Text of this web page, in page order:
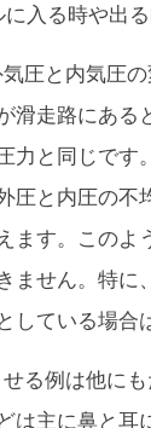
入る時や出
圧と内気圧
滑走路にある
力と同じです
圧と内圧の不
ます。このよ
ません。特に
している場合
る例は他に
は主に鼻と耳